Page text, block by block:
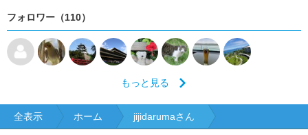
フォロワー（110）
もっと見る
全表示 ホーム jijidarumaさん